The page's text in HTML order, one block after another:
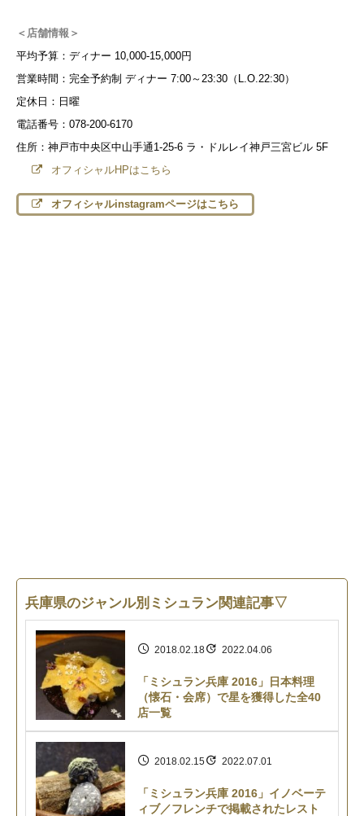
＜店舗情報＞
平均予算：ディナー 10,000-15,000円
営業時間：完全予約制 ディナー 7:00～23:30（L.O.22:30）
定休日：日曜
電話番号：078-200-6170
住所：神戸市中央区中山手通1-25-6 ラ・ドルレイ神戸三宮ビル 5F
オフィシャルHPはこちら
オフィシャルinstagramページはこちら
兵庫県のジャンル別ミシュラン関連記事▽
2018.02.18 2022.04.06
「ミシュラン兵庫 2016」日本料理
（懐石・会席）で星を獲得した全40
店一覧
2018.02.15 2022.07.01
「ミシュラン兵庫 2016」イノベーテ
ィブ／フレンチで掲載されたレスト